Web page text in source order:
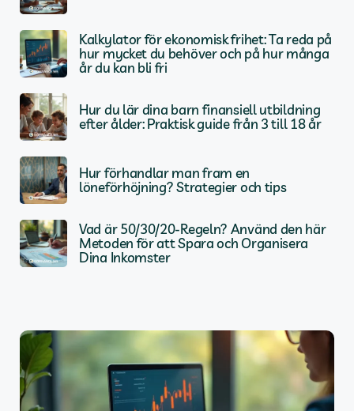
Kalkylator för ekonomisk frihet: Ta reda på
hur mycket du behöver och på hur många
år du kan bli fri
Hur du lär dina barn finansiell utbildning
efter ålder: Praktisk guide från 3 till 18 år
Hur förhandlar man fram en
löneförhöjning? Strategier och tips
Vad är 50/30/20-Regeln? Använd den här
Metoden för att Spara och Organisera
Dina Inkomster